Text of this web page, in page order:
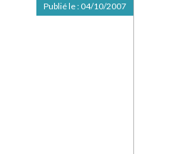
Publié le : 04/10/2007